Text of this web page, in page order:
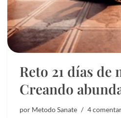
Reto 21 días de
Creando
por Metodo Sanate 4